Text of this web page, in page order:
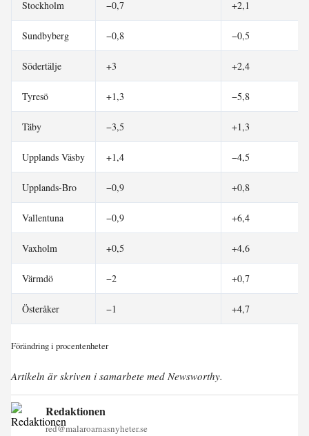
Stockholm −0,7 +2,1
Sundbyberg −0,8 −0,5
Södertälje +3 +2,4
Tyresö +1,3 −5,8
Täby −3,5 +1,3
Upplands Väsby +1,4 −4,5
Upplands-Bro −0,9 +0,8
Vallentuna −0,9 +6,4
Vaxholm +0,5 +4,6
Värmdö −2 +0,7
Österåker −1 +4,7
Förändring i procentenheter
Artikeln är skriven i samarbete med Newsworthy.
Redaktionen
red@malaroarnasnyheter.se